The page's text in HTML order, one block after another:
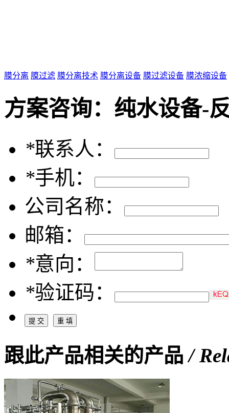
膜分离 膜过滤 膜分离技术 膜分离设备 膜过滤设备 膜浓缩设备
方案咨询： 纯水设备-
*联系人：
*手机：
公司名称：
邮箱：
*意向：
*验证码：
跟此产品相关的产品/